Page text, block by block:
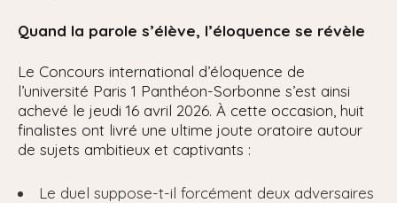
Quand la parole s’élève, l’éloquence se révèle
Le Concours international d’éloquence de
l’université Paris 1 Panthéon-Sorbonne s’est ainsi
achevé le jeudi 16 avril 2026. À cette occasion, huit
finalistes ont livré une ultime joute oratoire autour
de sujets ambitieux et captivants :
Le duel suppose-t-il forcément deux adversaires